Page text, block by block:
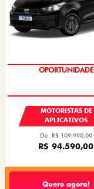
OPORTUNIDADE
MOTORISTAS DE
APLICATIVOS
De: R$ 109.990,00
R$ 94.590,00
Quero agora!